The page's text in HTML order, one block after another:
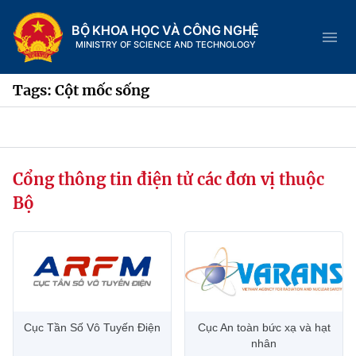
BỘ KHOA HỌC VÀ CÔNG NGHỆ
MINISTRY OF SCIENCE AND TECHNOLOGY
Trang chủ
Chức năng nhiệm vụ
Tin tức sự kiện
Hệ thống văn bản
Tags: Cột mốc sống
Cổng thông tin điện tử các đơn vị thuộc
Bộ
Cục Tần Số Vô Tuyến Điện
Cục An toàn bức xạ và hạt
nhân